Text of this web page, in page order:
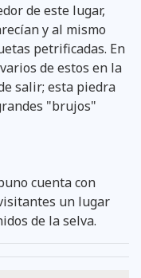
de este lugar,
y al mismo
petrificadas. En
de estos en la
salir; esta piedra
"brujos"
cuenta con
un lugar
de la selva.